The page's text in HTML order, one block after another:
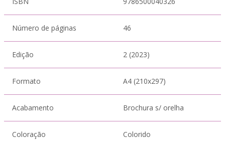
Número de páginas 46
Edição 2 (2023)
Formato A4 (210x297)
Acabamento Brochura s/ orelha
Coloração Colorido